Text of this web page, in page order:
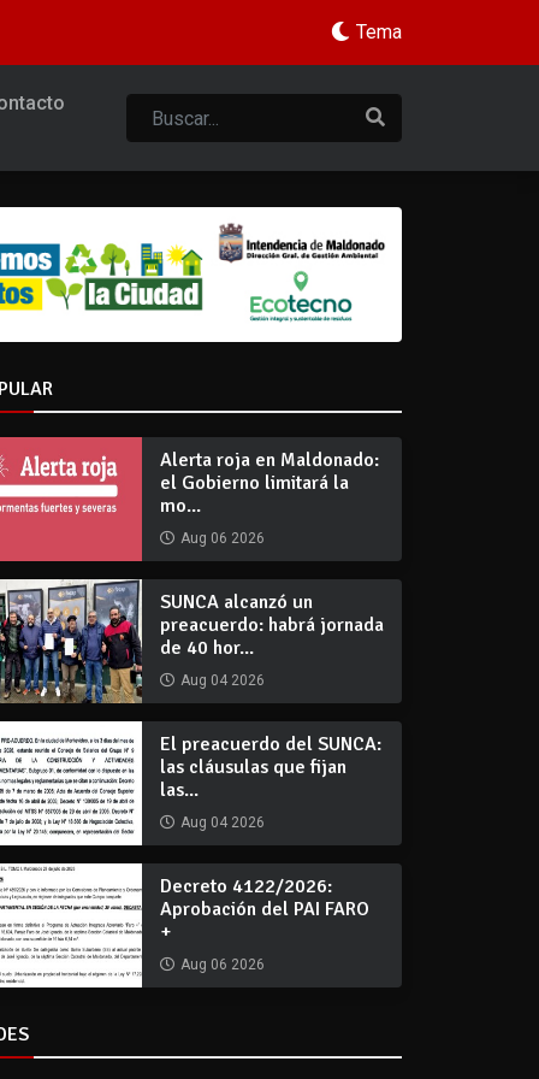
Tema
Alerta roja en Maldonado:
el Gobierno limitará la
mo...
Aug 06 2026
SUNCA alcanzó un
preacuerdo: habrá jornada
de 40 hor...
Aug 04 2026
El preacuerdo del SUNCA:
las cláusulas que fijan
las...
Aug 04 2026
Decreto 4122/2026:
Aprobación del PAI FARO
+
Aug 06 2026